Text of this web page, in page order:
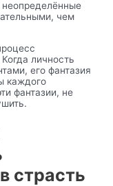
чем
личность
его фантазия
каждого
фантазии, не
страсть